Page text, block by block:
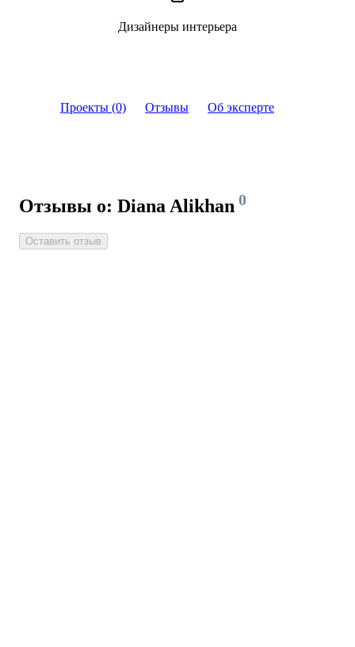
Проекты (0) Отзывы Об эксперте
Отзывы о: Diana Alikhan 0
Оставить отзыв
Дизайнеры интерьера